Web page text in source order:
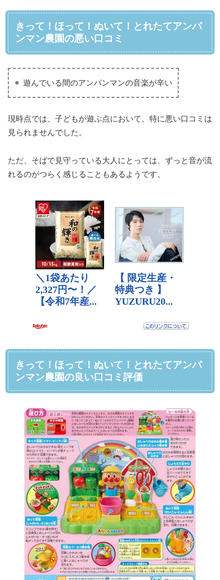
きって！ほって！ぬいて！とれたてアンパ
ンマン農園の悪い口コミ
遊んでいる間のアンパンマンの音楽が辛い
現時点では、子どもが遊ぶ点において、特に悪い口コミは
見られませんでした。
ただ、そばで見守っている大人にとっては、ずっと音が流
れるのがつらく感じることもあるようです。
きって！ほって！ぬいて！とれたてアンパ
ンマン農園の良い口コミ評価